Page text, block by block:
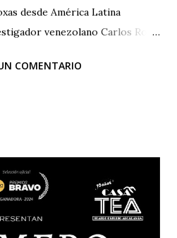
desde América Latina
venezolano Carlos Rojas
de Venezuela, en la
Internacional El Cuerpo en
Colombia). El congreso
académicas de gran
Michoacana de San Nicolás
de Estudios Superiores
COMENTARIO